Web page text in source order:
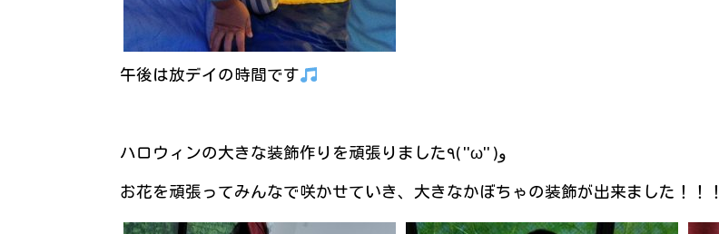
午後は放デイの時間です
ハロウィンの大きな装飾作りを頑張りました٩( ''ω'' )و
お花を頑張ってみんなで咲かせていき、大きなかぼちゃの装飾が出来ました！！！